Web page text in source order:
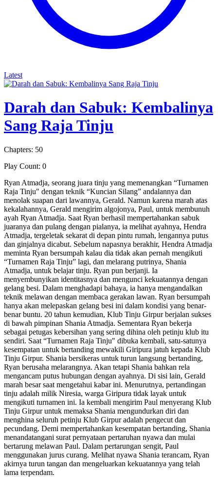
Latest
Darah dan Sabuk: Kembalinya
Sang Raja Tinju
Chapters: 50
Play Count: 0
Ryan Atmadja, seorang juara tinju yang memenangkan “Turnamen
Raja Tinju" dengan teknik “Kuncian Silang” andalannya dan
menolak suapan dari lawannya, Gerald. Namun karena marah atas
kekalahannya, Gerald mengirim algojonya, Paul, untuk membunuh
ayah Ryan Atmadja. Saat Ryan berhasil mempertahankan sabuk
juaranya dan pulang dengan pialanya, ia melihat ayahnya, Hendra
Atmadja, tergeletak sekarat di depan pintu rumah, lengannya putus
dan ginjalnya dicabut. Sebelum napasnya berakhir, Hendra Atmadja
meminta Ryan bersumpah kalau dia tidak akan pernah mengikuti
“Turnamen Raja Tinju” lagi, dan melarang putrinya, Shania
Atmadja, untuk belajar tinju. Ryan pun berjanji. Ia
menyembunyikan identitasnya dan mengunci kekuatannya dengan
gelang besi. Dalam menghadapi bahaya, ia hanya mengandalkan
teknik melawan dengan membaca gerakan lawan. Ryan bersumpah
hanya akan melepaskan gelang besi ini dalam kondisi yang benar-
benar buntu. 20 tahun kemudian, Klub Tinju Girpur berjalan sukses
di bawah pimpinan Shania Atmadja. Sementara Ryan bekerja
sebagai petugas kebersihan yang sering dihina oleh petinju klub itu
sendiri. Saat “Turnamen Raja Tinju" dibuka kembali, satu-satunya
kesempatan untuk bertanding mewakili Giripura jatuh kepada Klub
Tinju Girpur. Shania bersikeras untuk turun langsung bertanding,
Ryan berusaha melarangnya. Akan tetapi Shania bahkan rela
mengancam putus hubungan dengan ayahnya. Di sisi lain, Gerald
marah besar saat mengetahui kabar ini. Menurutnya, pertandingan
tinju adalah milik Niresia, warga Giripura tidak layak untuk
mengikuti turnamen ini. Ia kembali mengirim Paul menyerang Klub
Tinju Girpur untuk memaksa Shania mengundurkan diri dan
menghina seluruh petinju Klub Girpur adalah pengecut dan
pecundang. Demi mempertahankan kesempatan bertanding, Shania
menandatangani surat pernyataan pertaruhan nyawa dan mulai
bertarung melawan Paul. Dalam pertarungan sengit, Paul
menggunakan jurus curang. Melihat nyawa Shania terancam, Ryan
akirnya turun tangan dan mengeluarkan kekuatannya yang telah
lama terpendam.